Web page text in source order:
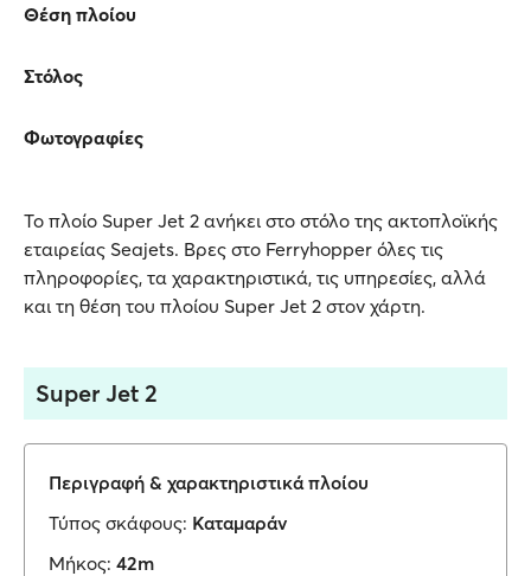
Θέση πλοίου
Στόλος
Φωτογραφίες
Το πλοίο Super Jet 2 ανήκει στο στόλο της ακτοπλοϊκής
εταιρείας Seajets. Βρες στο Ferryhopper όλες τις
πληροφορίες, τα χαρακτηριστικά, τις υπηρεσίες, αλλά
και τη θέση του πλοίου Super Jet 2 στον χάρτη.
Super Jet 2
Περιγραφή & χαρακτηριστικά πλοίου
Τύπος σκάφους: Καταμαράν
Μήκος: 42m